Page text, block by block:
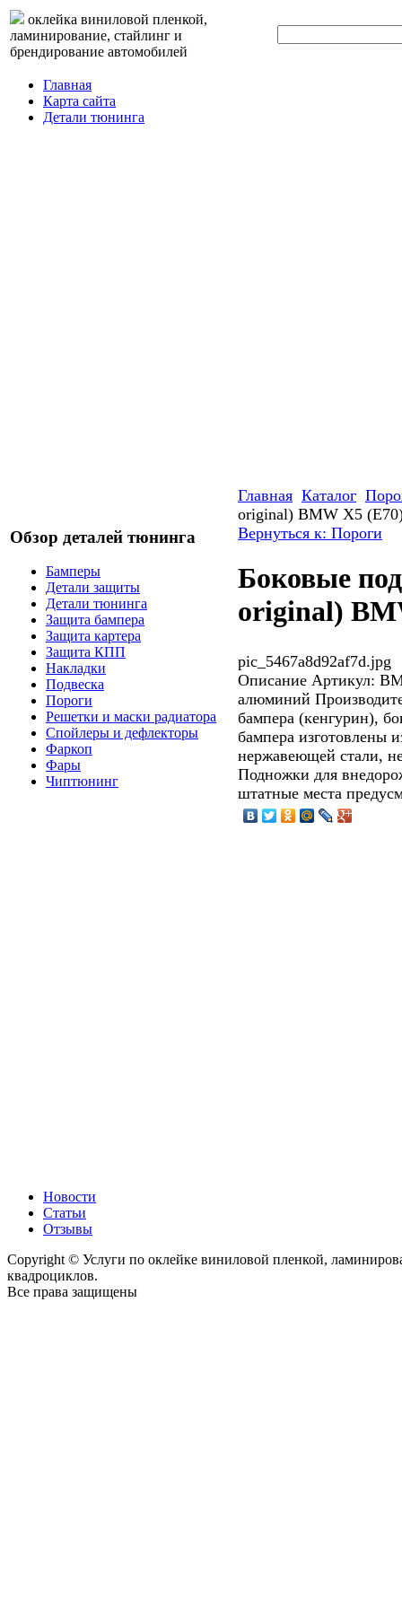
оклейка виниловой пленкой,
ламинирование, стайлинг и
брендирование автомобилей
Главная
Карта сайта
Детали тюнинга
Обзор деталей тюнинга
Бамперы
Детали защиты
Детали тюнинга
Защита бампера
Защита картера
Защита КПП
Накладки
Подвеска
Пороги
Решетки и маски радиатора
Спойлеры и дефлекторы
Фаркоп
Фары
Чиптюнинг
Главная Каталог
original) BMW X5
Вернуться к: Пороги
Боковые
original)
pic_5467a8d92af7d.jpg
Описание Артикул:
алюминий
бампера (кенгурин),
бампера изготовлены
нержавеющей стали,
Подножки для
штатные места
Новости
Статьи
Отзывы
Copyright © Услуги по оклейке виниловой пленкой,
квадроциклов.
Все права защищены